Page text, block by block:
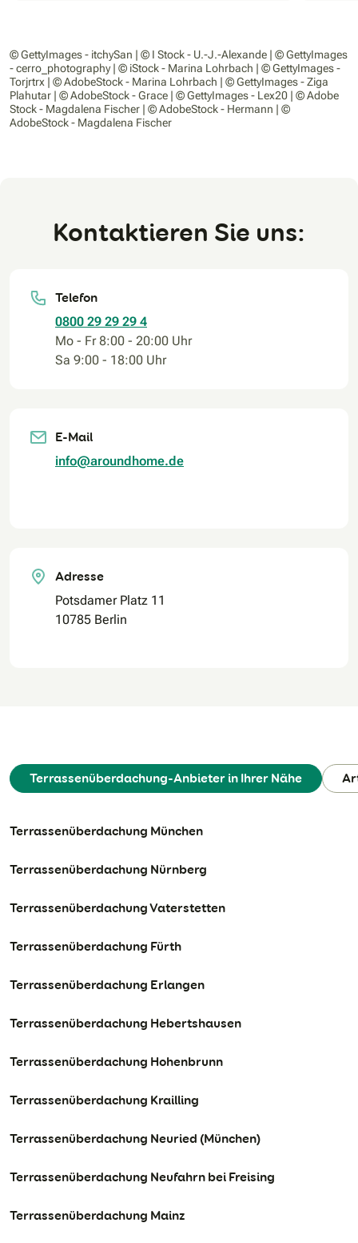
© GettyImages - itchySan | © I Stock - U.-J.-Alexande | © GettyImages
- cerro_photography | © iStock - Marina Lohrbach | © GettyImages -
Torjrtrx | © AdobeStock - Marina Lohrbach | © GettyImages - Ziga
Plahutar | © AdobeStock - Grace | © GettyImages - Lex20 | © Adobe
Stock - Magdalena Fischer | © AdobeStock - Hermann | ©
AdobeStock - Magdalena Fischer
Kontaktieren Sie uns:
Telefon
0800 29 29 29 4
Mo - Fr 8:00 - 20:00 Uhr
Sa 9:00 - 18:00 Uhr
E-Mail
info@aroundhome.de
Adresse
Potsdamer Platz 11
10785 Berlin
Terrassenüberdachung-Anbieter in Ihrer Nähe
Terrassenüberdachung München
Terrassenüberdachung Nürnberg
Terrassenüberdachung Vaterstetten
Terrassenüberdachung Fürth
Terrassenüberdachung Erlangen
Terrassenüberdachung Hebertshausen
Terrassenüberdachung Hohenbrunn
Terrassenüberdachung Krailling
Terrassenüberdachung Neuried (München)
Terrassenüberdachung Neufahrn bei Freising
Terrassenüberdachung Mainz